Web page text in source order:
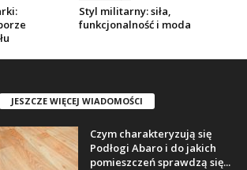
Styl militarny: siła,
funkcjonalność i moda
JESZCZE WIĘCEJ WIADOMOŚCI
Czym charakteryzują się
Podłogi Abaro i do jakich
pomieszczeń sprawdzą się...